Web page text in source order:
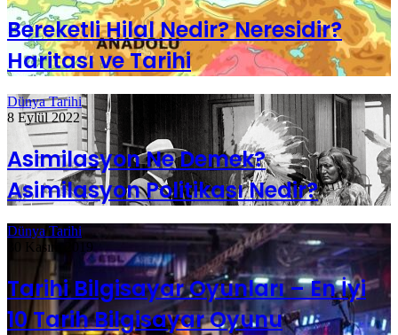
Bereketli Hilal Nedir? Neresidir?
Haritası ve Tarihi
Dünya Tarihi
8 Eylül 2022
Asimilasyon Ne Demek?
Asimilasyon Politikası Nedir?
Dünya Tarihi
30 Kasım 2019
Tarihi Bilgisayar Oyunları – En İyi
10 Tarih Bilgisayar Oyunu